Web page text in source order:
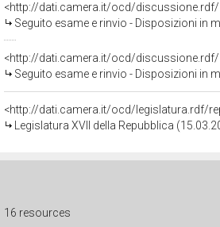
<http://dati.camera.it/ocd/discussione.rdf/
Seguito esame e rinvio - Disposizioni in materia di
<http://dati.camera.it/ocd/discussione.rdf/
Seguito esame e rinvio - Disposizioni in materia di
<http://dati.camera.it/ocd/legislatura.rdf/
Legislatura XVII della Repubblica
16 resources